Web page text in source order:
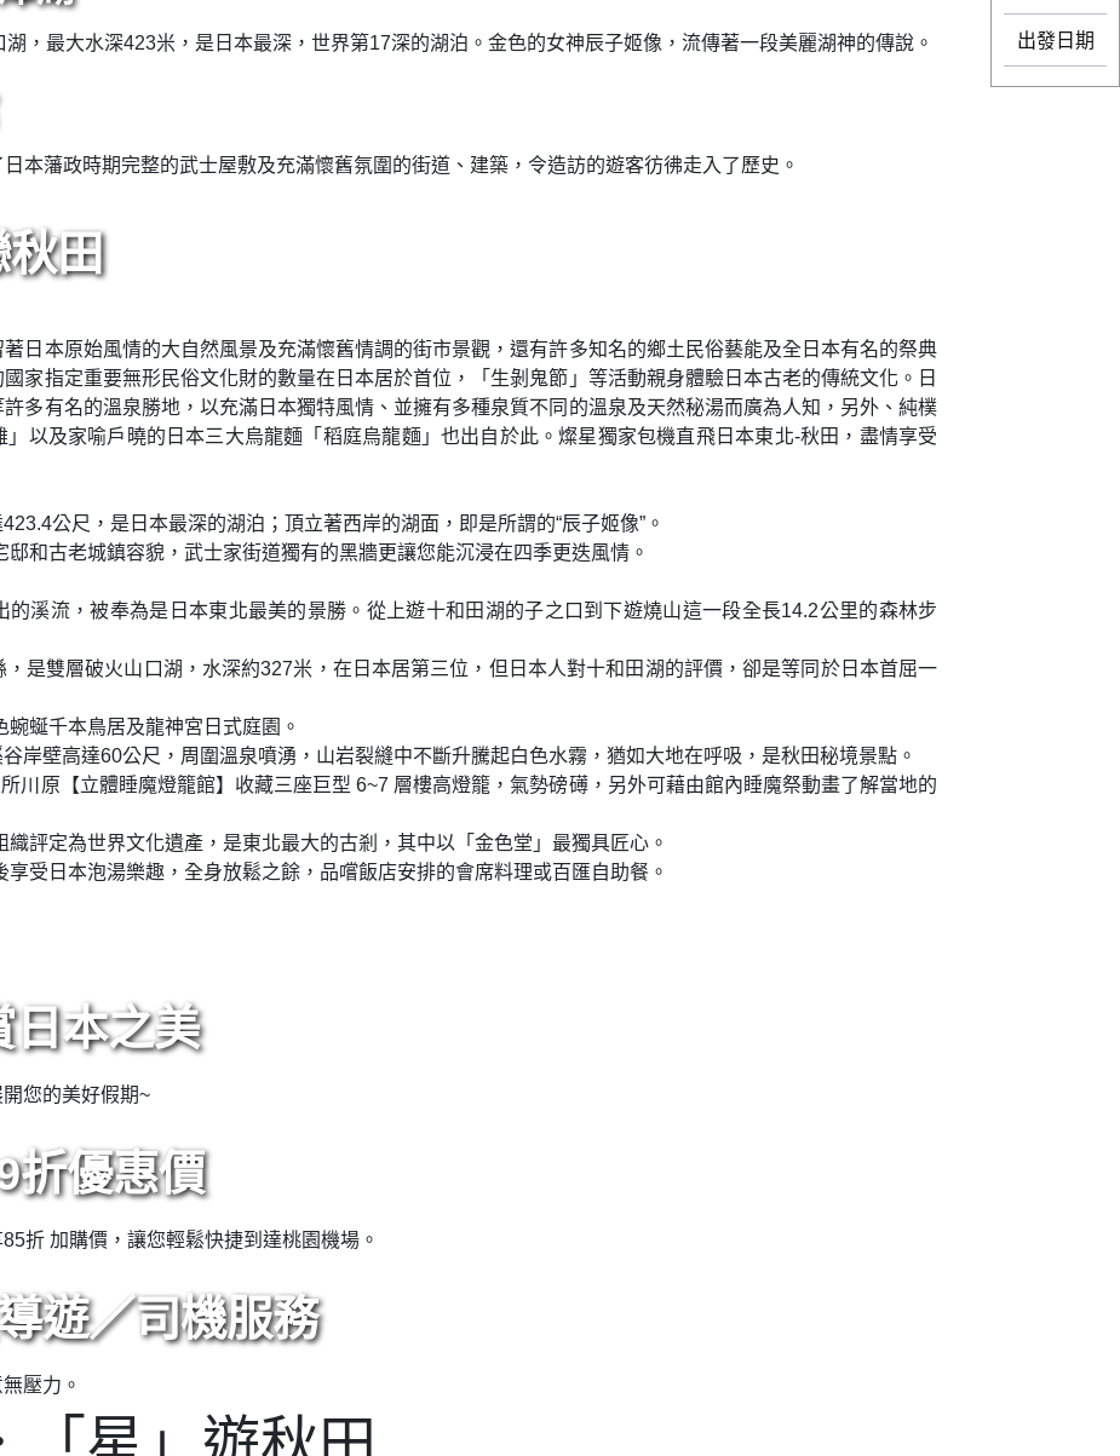
出發日期
採果
可以在此體驗採收蘋果的樂趣，並且可以自費品嘗各式蘋果美味。
瀨溪流
奉為是日本東北最美的景勝。從上遊十和田湖的子之口到下遊燒山這一段全長14.2公里的森林步道，景觀變